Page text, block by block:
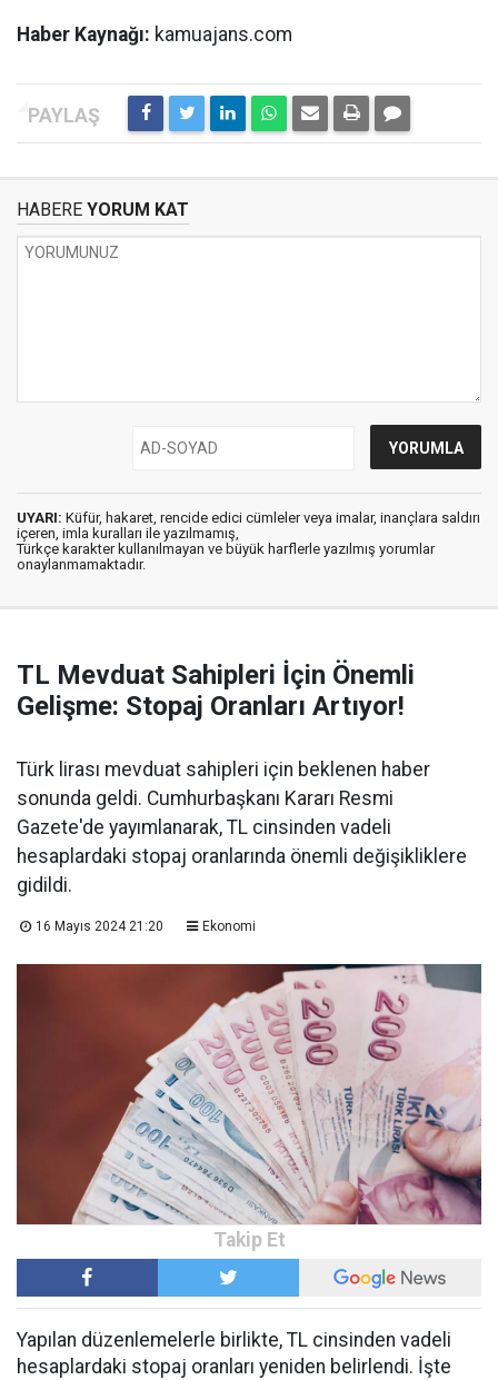
Haber Kaynağı: kamuajans.com
HABERE YORUM KAT
UYARI: Küfür, hakaret, rencide edici cümleler veya imalar, inançlara saldırı
içeren, imla kuralları ile yazılmamış,
Türkçe karakter kullanılmayan ve büyük harflerle yazılmış yorumlar
onaylanmamaktadır.
TL Mevduat Sahipleri İçin Önemli
Gelişme: Stopaj Oranları Artıyor!
Türk lirası mevduat sahipleri için beklenen haber
sonunda geldi. Cumhurbaşkanı Kararı Resmi
Gazete'de yayımlanarak, TL cinsinden vadeli
hesaplardaki stopaj oranlarında önemli değişikliklere
gidildi.
16 Mayıs 2024 21:20 Ekonomi
Yapılan düzenlemelerle birlikte, TL cinsinden vadeli
hesaplardaki stopaj oranları yeniden belirlendi. İşte